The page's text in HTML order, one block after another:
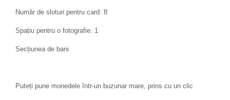
Număr de sloturi pentru card: 8
Spațiu pentru o fotografie: 1
Secțiunea de bani
Puteți pune monedele într-un buzunar mare, prins cu un clic